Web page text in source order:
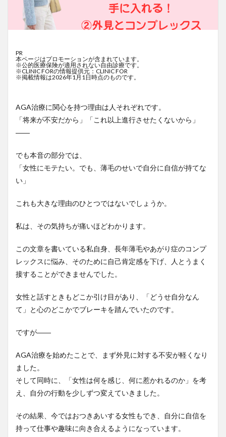
PR
本ページはプロモーションが含まれています。
※公的医療保険が適用されない自由診療です。
※CLINIC FORの情報提供元：CLINIC FOR
※掲載情報は2026年1月1日時点のものです。
AGA治療に関心を持つ理由は人それぞれです。
「将来が不安だから」「これ以上進行させたくないから」
――
でも本音の部分では、
「女性にモテたい。でも、薄毛のせいで自分に自信が持てな
い」
これも大きな理由のひとつではないでしょうか。
私は、その気持ちが痛いほどわかります。
この文章を書いている私自身、長年薄毛やあがり症のコンプ
レックスに悩み、そのために自己肯定感を下げ、人とうまく
接することができませんでした。
女性と話すときもどこか引け目があり、「どうせ自分なん
て」と心のどこかでブレーキを踏んでいたのです。
ですが――
AGA治療を始めたことで、まず外見に対する不安が軽くなり
ました。
そして同時に、「女性は何を感じ、何に惹かれるのか」を考
え、自分の行動を少しずつ変えていきました。
その結果、今ではおつきあいする女性もでき、自分に自信を
持って仕事や趣味に向き合えるようになっています。